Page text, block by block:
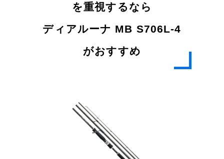
を重視するなら
ディアルーナ MB S706L-4
がおすすめ